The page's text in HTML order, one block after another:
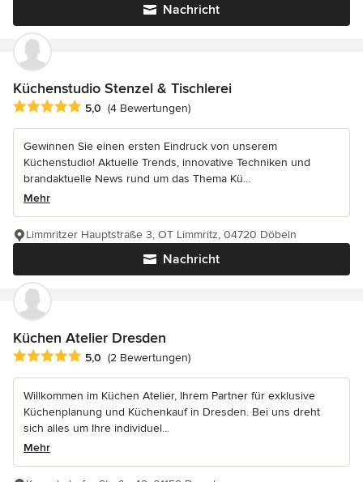
Nachricht
Küchenstudio Stenzel & Tischlerei
Durchschnittliche Bewertung: 5 von 5 Sternen
5,0 (4 Bewertungen)
Gewinnen Sie einen ersten Eindruck von unserem
Küchenstudio! Aktuelle Trends, innovative Techniken und
brandaktuelle News rund um das Thema Kü...
Mehr
Nachricht
Limmritzer Hauptstraße 3, OT Limmritz, 04720 Döbeln
Küchen Atelier Dresden
Durchschnittliche Bewertung: 5 von 5 Sternen
5,0 (2 Bewertungen)
Willkommen im Küchen Atelier, Ihrem Partner für exklusive
Küchenplanung und Küchenkauf in Dresden. Bei uns dreht
sich alles um Ihre individuel...
Mehr